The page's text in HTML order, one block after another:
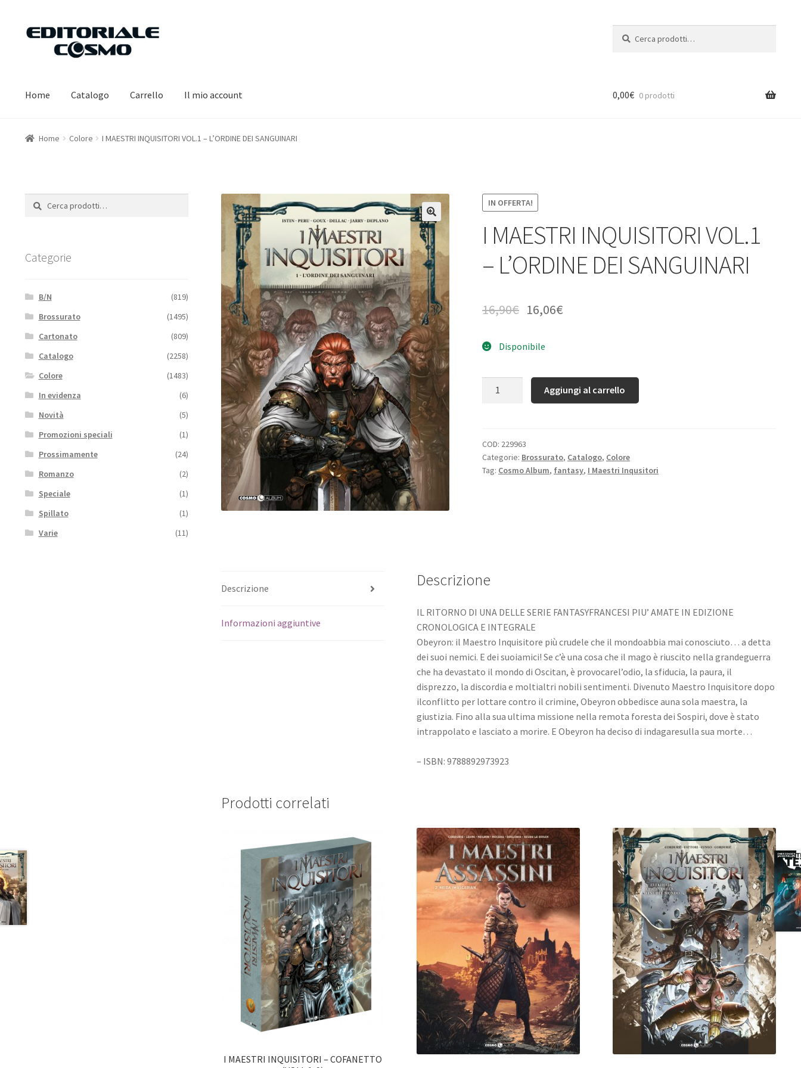
Vai
navigazione
Vai
Home Catalogo Carrello Il mio account 0,00€ 0 prodotti
Home Colore I MAESTRI INQUISITORI VOL.1 – L’ORDINE DEI SANGUINARI
IN OFFERTA!
I MAESTRI INQUISITORI VOL.1
– L’ORDINE DEI SANGUINARI
16,90€ 16,06€
Disponibile
Aggiungi al carrello
COD: 229963
Categorie: Brossurato, Catalogo, Colore
Tag: Cosmo Album, fantasy, I Maestri Inqusitori
Descrizione
Informazioni aggiuntive
Descrizione
IL RITORNO DI UNA DELLE SERIE FANTASYFRANCESI PIU’ AMATE IN EDIZIONE
CRONOLOGICA E INTEGRALE
Obeyron: il Maestro Inquisitore più crudele che il mondoabbia mai conosciuto… a detta
dei suoi nemici. E dei suoiamici! Se c’è una cosa che il mago è riuscito nella grandeguerra
che ha devastato il mondo di Oscitan, è provocarel’odio, la sfiducia, la paura, il
disprezzo, la discordia e moltialtri nobili sentimenti. Divenuto Maestro Inquisitore dopo
ilconflitto per lottare contro il crimine, Obeyron obbedisce auna sola maestra, la
giustizia. Fino alla sua ultima missione nella remota foresta dei Sospiri, dove è stato
intrappolato e lasciato a morire. E Obeyron ha deciso di indagaresulla sua morte…
– ISBN: 9788892973923
Prodotti correlati
I MAESTRI INQUISITORI – COFANETTO
Cerca:
Cerca
Categorie
B/N
(819)
Brossurato
(1495)
Cartonato
(809)
Catalogo
(2258)
Colore
(1483)
In evidenza
(6)
Novità
(5)
Promozioni speciali
(1)
Prossimamente
(24)
Romanzo
(2)
Speciale
(1)
Spillato
(1)
Varie
(11)